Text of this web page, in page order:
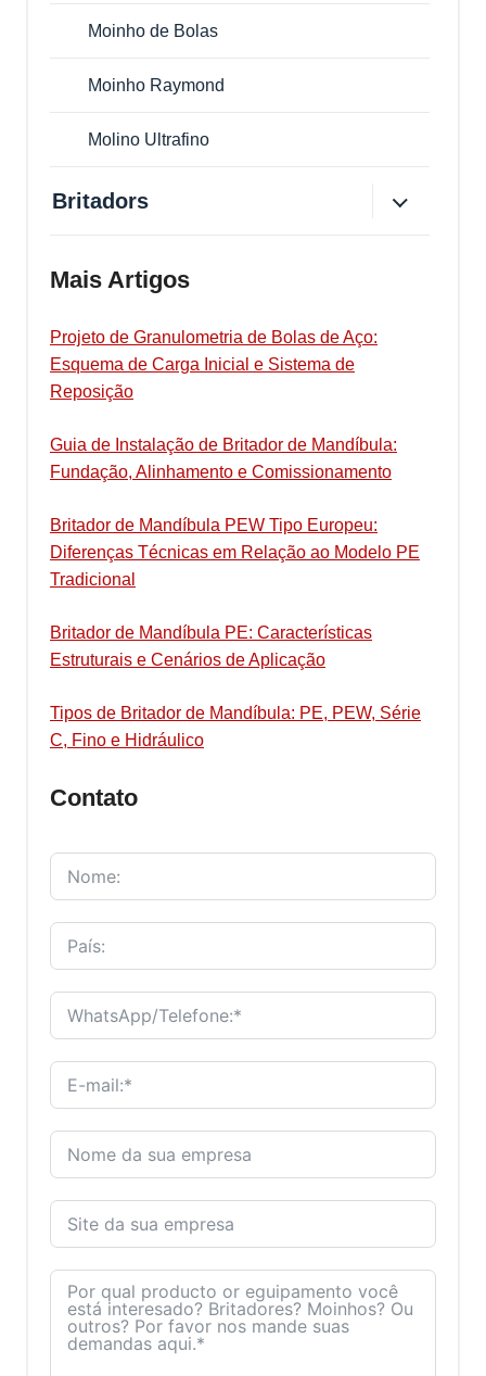
Moinho de Bolas
Moinho Raymond
Molino Ultrafino
Britadors
Mais Artigos
Projeto de Granulometria de Bolas de Aço:
Esquema de Carga Inicial e Sistema de
Reposição
Guia de Instalação de Britador de Mandíbula:
Fundação, Alinhamento e Comissionamento
Britador de Mandíbula PEW Tipo Europeu:
Diferenças Técnicas em Relação ao Modelo PE
Tradicional
Britador de Mandíbula PE: Características
Estruturais e Cenários de Aplicação
Tipos de Britador de Mandíbula: PE, PEW, Série
C, Fino e Hidráulico
Contato